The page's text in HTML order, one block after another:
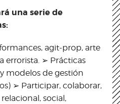
una serie de
agit-prop, arte
errorista. ➢ Prácticas
modelos de gestión
➢ Participar, colaborar,
social,